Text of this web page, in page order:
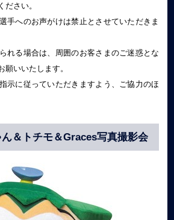
ださい。
手へのお声がけは禁止とさせていただきま
れる場合は、周囲のお客さまのご迷惑とな
願いいたします。
示に従っていただきますよう、ご協力のほ
＆トチモ＆Graces写真撮影会